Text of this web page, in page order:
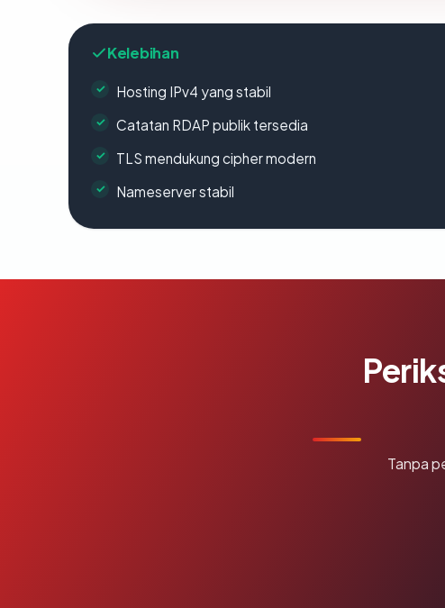
Kelebihan
Hosting IPv4 yang stabil
Catatan RDAP publik tersedia
TLS mendukung cipher modern
Nameserver stabil
Tanpa